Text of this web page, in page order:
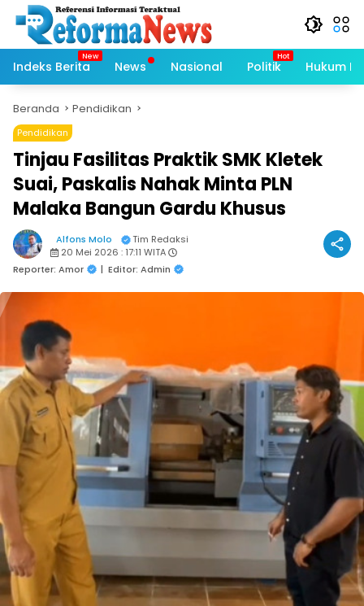
Langsung
konten
Indeks Berita
News Nasional Politik Hukum
Beranda Pendidikan
Pendidikan
Tinjau Fasilitas Praktik SMK Kletek
Suai, Paskalis Nahak Minta PLN
Malaka Bangun Gardu Khusus
Alfons Molo
Tim Redaksi
20 Mei 2026 : 17:11 WITA
Reporter: Amor
| Editor: Admin